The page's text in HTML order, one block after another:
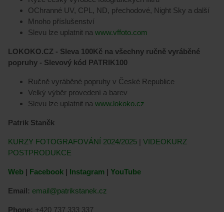
OChranné UV, CPL, ND, přechodové, Night Sky a další
Mnoho příslušenství
Slevu lze uplatnit na www.vffoto.com
LOKOKO.CZ - Sleva 100Kč na všechny ručně vyráběné
popruhy - Slevový kód PATRIK100
Ručně vyráběné popruhy v České Republice
Velký výběr provedení a barev
Slevu lze uplatnit na www.lokoko.cz
Patrik Staněk
KURZY FOTOGRAFOVÁNÍ 2024/2025 | VIDEOKURZ
POSTPRODUKCE
Web | Facebook | Instagram | YouTube
Email: email@patrikstanek.cz
Phone: +420 737 333 337